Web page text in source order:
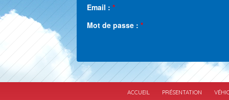
Email : *
Mot de passe : *
ACCUEIL PRÉSENTATION